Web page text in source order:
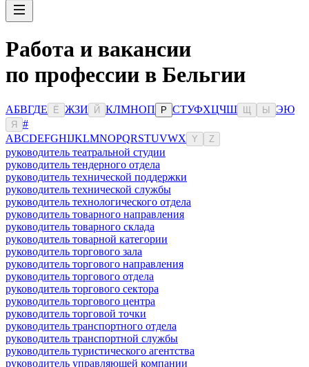
Работа и вакансии
по профессии в Бельгии
АБВГДЕ Ё ЖЗИ Й КЛМНОП Р СТУФХЦЧШ Ы ЭЮ
Я
#
ABCDEFGHIJKLMNOPQRSTUVWX Y Z
руководитель театральной студии
руководитель тендерного отдела
руководитель технической поддержки
руководитель технической службы
руководитель технологического отдела
руководитель товарного направления
руководитель товарного склада
руководитель товарной категории
руководитель торгового зала
руководитель торгового направления
руководитель торгового отдела
руководитель торгового сектора
руководитель торгового центра
руководитель торговой точки
руководитель транспортного отдела
руководитель транспортной службы
руководитель туристического агентства
руководитель управляющей компании